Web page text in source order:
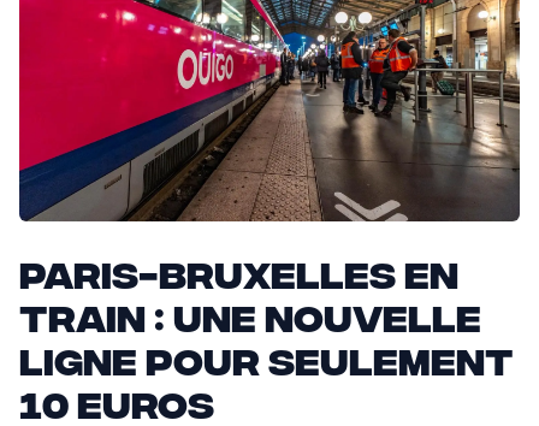
Paris-Bruxelles en
train : une nouvelle
ligne pour seulement
10 euros